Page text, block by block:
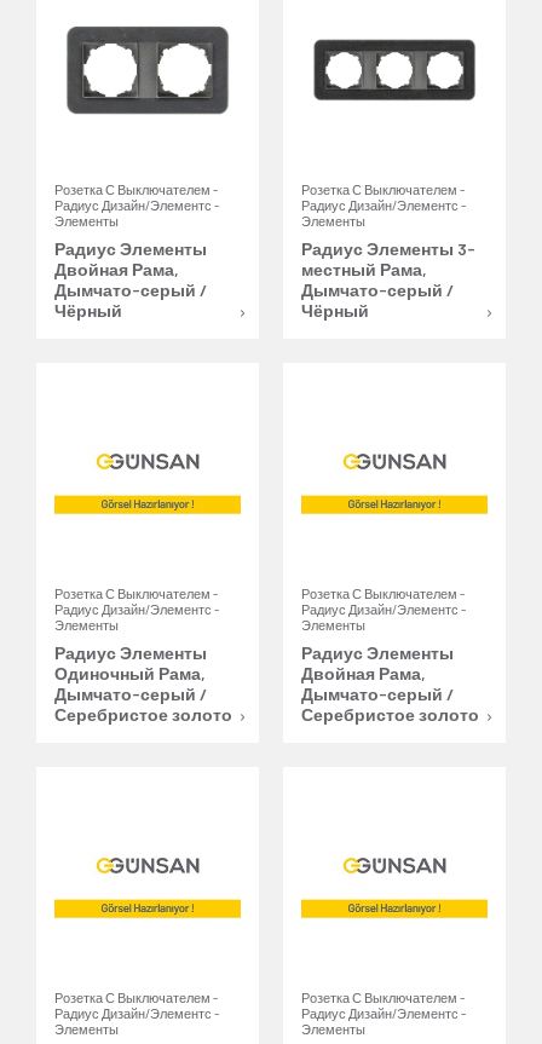
Розетка С Выключателем -
Радиус Дизайн/Элементс -
Элементы
Радиус Элементы
Двойная Рама,
Дымчато-серый /
Чёрный
Розетка С Выключателем -
Радиус Дизайн/Элементс -
Элементы
Радиус Элементы 3-
местный Рама,
Дымчато-серый /
Чёрный
Розетка С Выключателем -
Радиус Дизайн/Элементс -
Элементы
Радиус Элементы
Одиночный Рама,
Дымчато-серый /
Серебристое золото
Розетка С Выключателем -
Радиус Дизайн/Элементс -
Элементы
Радиус Элементы
Двойная Рама,
Дымчато-серый /
Серебристое золото
Розетка С Выключателем -
Радиус Дизайн/Элементс -
Элементы
Розетка С Выключателем -
Радиус Дизайн/Элементс -
Элементы